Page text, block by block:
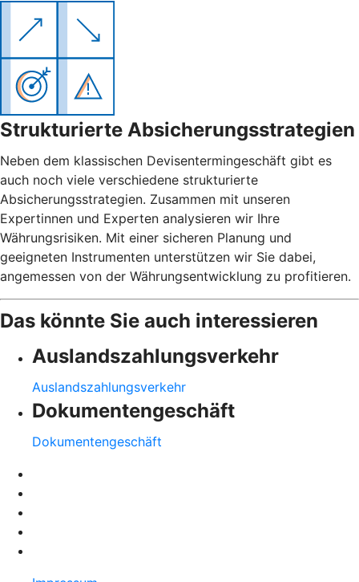
Strukturierte Absicherungsstrategien
Neben dem klassischen Devisentermingeschäft gibt es
auch noch viele verschiedene strukturierte
Absicherungsstrategien. Zusammen mit unseren
Expertinnen und Experten analysieren wir Ihre
Währungsrisiken. Mit einer sicheren Planung und
geeigneten Instrumenten unterstützen wir Sie dabei,
angemessen von der Währungsentwicklung zu profitieren.
Das könnte Sie auch interessieren
Auslandszahlungsverkehr
Auslandszahlungsverkehr
Dokumentengeschäft
Dokumentengeschäft